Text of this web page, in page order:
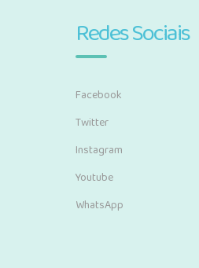
Redes Sociais
Facebook
Twitter
Instagram
Youtube
WhatsApp